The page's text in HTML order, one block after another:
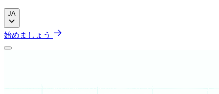
JA
始めましょう